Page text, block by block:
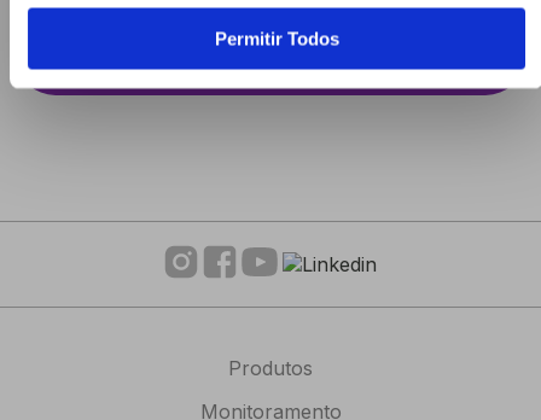
Permitir Todos
Produtos
Monitoramento